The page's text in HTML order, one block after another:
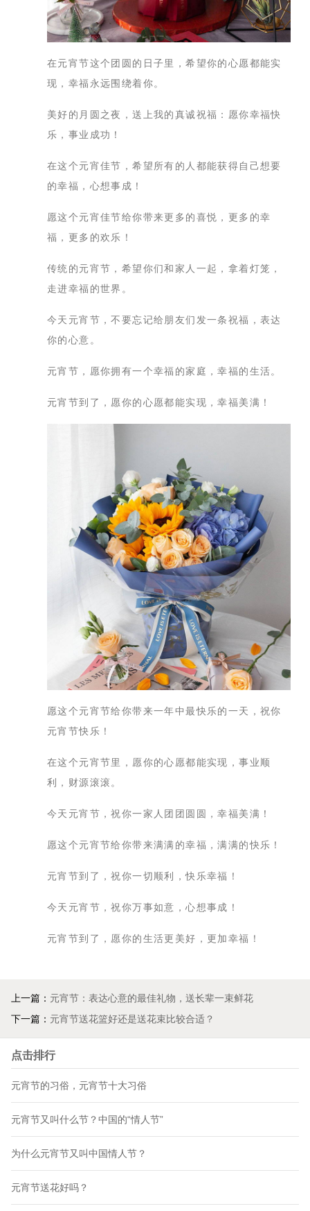
在元宵节这个团圆的日子里，希望你的心愿都能实
现，幸福永远围绕着你。
美好的月圆之夜，送上我的真诚祝福：愿你幸福快
乐，事业成功！
在这个元宵佳节，希望所有的人都能获得自己想要
的幸福，心想事成！
愿这个元宵佳节给你带来更多的喜悦，更多的幸
福，更多的欢乐！
传统的元宵节，希望你们和家人一起，拿着灯笼，
走进幸福的世界。
今天元宵节，不要忘记给朋友们发一条祝福，表达
你的心意。
元宵节，愿你拥有一个幸福的家庭，幸福的生活。
元宵节到了，愿你的心愿都能实现，幸福美满！
愿这个元宵节给你带来一年中最快乐的一天，祝你
元宵节快乐！
在这个元宵节里，愿你的心愿都能实现，事业顺
利，财源滚滚。
今天元宵节，祝你一家人团团圆圆，幸福美满！
愿这个元宵节给你带来满满的幸福，满满的快乐！
元宵节到了，祝你一切顺利，快乐幸福！
今天元宵节，祝你万事如意，心想事成！
元宵节到了，愿你的生活更美好，更加幸福！
上一篇： 元宵节：表达心意的最佳礼物，送长辈一束鲜花
下一篇： 元宵节送花篮好还是送花束比较合适？
点击排行
元宵节的习俗，元宵节十大习俗
元宵节又叫什么节？中国的“情人节”
为什么元宵节又叫中国情人节？
元宵节送花好吗？